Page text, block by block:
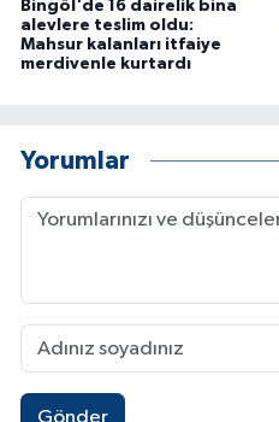
Bingöl'de 16 dairelik bina
alevlere teslim oldu:
Mahsur kalanları itfaiye
merdivenle kurtardı
Yorumlar
Gönder